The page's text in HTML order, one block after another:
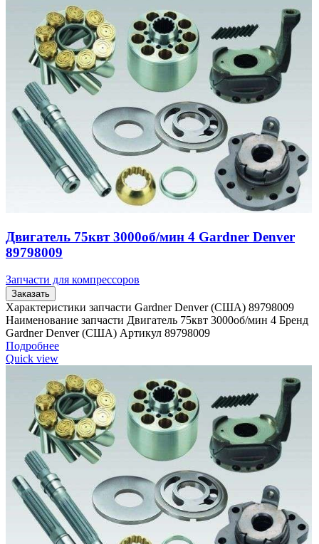
Двигатель 75квт 3000об/мин 4 Gardner Denver
89798009
Запчасти для компрессоров
Заказать
Характеристики запчасти Gardner Denver (США) 89798009
Наименование запчасти Двигатель 75квт 3000об/мин 4 Бренд
Gardner Denver (США) Артикул 89798009
Подробнее
Quick view